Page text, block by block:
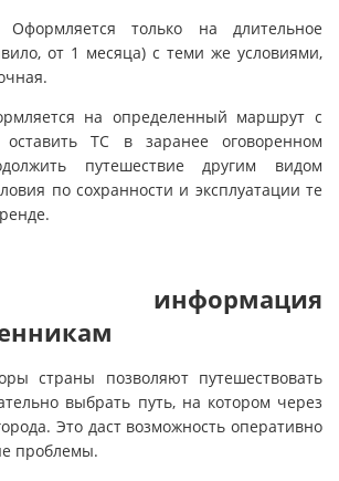
Оформляется только на длительное
от 1 месяца) с теми же условиями,
на определенный маршрут с
оставить ТС в заранее оговоренном
путешествие другим видом
по сохранности и эксплуатации те
информация
страны позволяют путешествовать
выбрать путь, на котором через
Это даст возможность оперативно
проблемы.